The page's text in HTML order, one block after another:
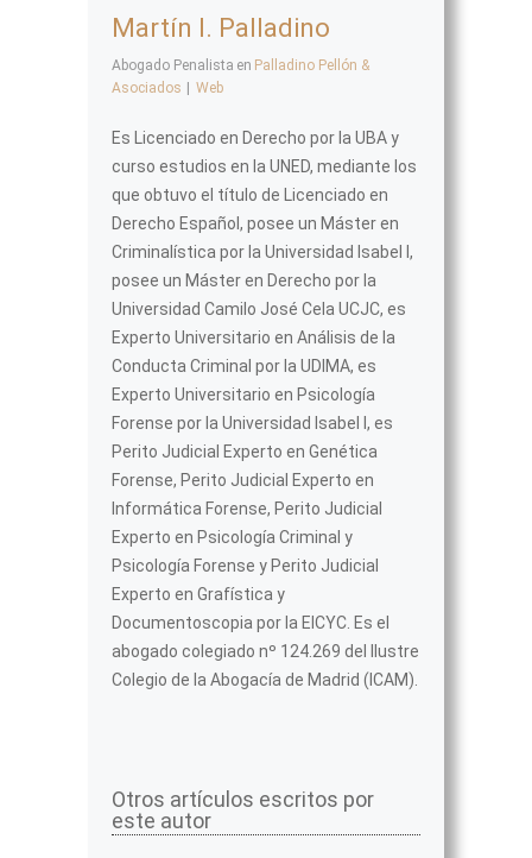
Martín I. Palladino
Abogado Penalista en Palladino Pellón &
Asociados | Web
Es Licenciado en Derecho por la UBA y
curso estudios en la UNED, mediante los
que obtuvo el título de Licenciado en
Derecho Español, posee un Máster en
Criminalística por la Universidad Isabel I,
posee un Máster en Derecho por la
Universidad Camilo José Cela UCJC, es
Experto Universitario en Análisis de la
Conducta Criminal por la UDIMA, es
Experto Universitario en Psicología
Forense por la Universidad Isabel I, es
Perito Judicial Experto en Genética
Forense, Perito Judicial Experto en
Informática Forense, Perito Judicial
Experto en Psicología Criminal y
Psicología Forense y Perito Judicial
Experto en Grafística y
Documentoscopia por la EICYC. Es el
abogado colegiado nº 124.269 del Ilustre
Colegio de la Abogacía de Madrid (ICAM).
Otros artículos escritos por
este autor